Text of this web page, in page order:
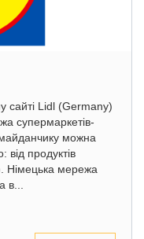
сайті Lidl (Germany)
супермаркетів-
можна
продуктів
Німецька мережа
в...